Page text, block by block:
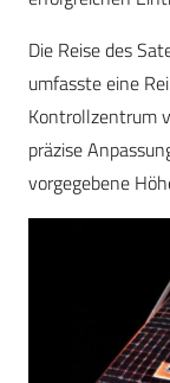
Die Reise des
umfasste eine
Kontrollzentrum
präzise
vorgegebene